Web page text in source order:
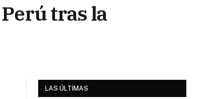
tras la
LAS ÚLTIMAS